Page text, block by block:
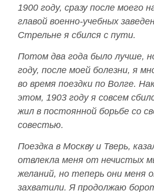
1900 году, сразу после моего
главой военно-учебных
Стрельне я сбился с пути.
Потом два года было лучше,
году, после моей болезни, я
во время поездки по Волге.
этом, 1903 году я совсем
жил в постоянной борьбе со
совестью.
Поездка в Москву и Тверь,
отвлекла меня от нечистых
желаний, но теперь они меня
захватили. Я продолжаю